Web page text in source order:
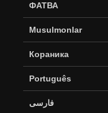
ФАТВА
Musulmonlar
Кораника
Português
فارسی